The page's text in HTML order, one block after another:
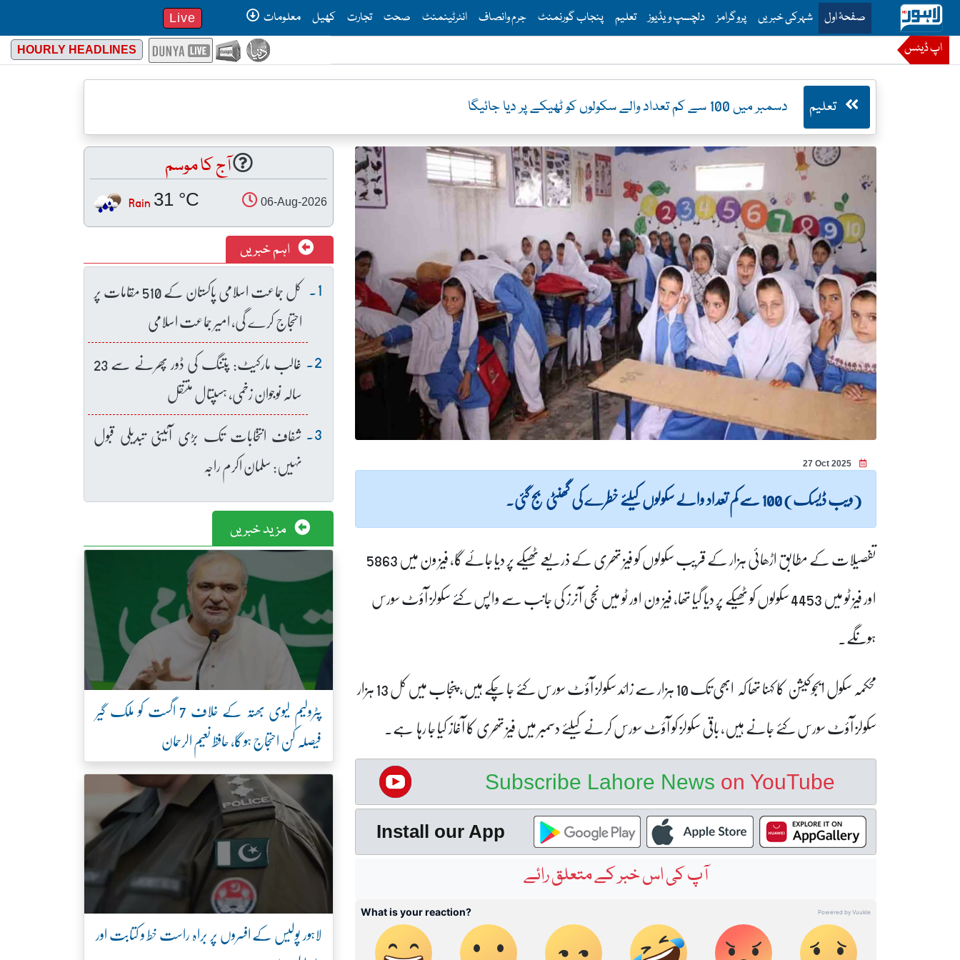
صفحۂ اولThis is the main menu for Lahore News
شہرکی خبریں پروگرامز دلچسپ ویڈیوز تعلیم پنجاب گورنمنٹ جرم وانصاف انٹرٹینمنٹ صحت تجارت کھیل معلومات Live
اپ ڈیٹس HOURLY HEADLINES
تعلیم دسمبر میں 100 سے کم تعداد والے سکولوں کو ٹھیکے پر دیا جائیگا
27 Oct 2025
(ویب ڈیسک) 100 سے کم تعداد والے سکولوں کیلئے خطرے کی گھنٹی بج گئی۔
تفصیلات کے مطابق اڑھائی ہزار کے قریب سکولوں کو فیز تھری کے ذریعے ٹھیکے پر دیا جائے گا، فیز ون میں 5863
اور فیز ٹو میں 4453 سکولوں کو ٹھیکے پر دیا گیا تھا، فیز ون اور ٹو میں نجی آنرز کی جانب سے واپس کئے سکولز آؤٹ سورس
ہونگے۔
محکمہ سکول ایجوکیشن کا کہنا تھا کہ ابھی تک 10 ہزار سے زائد سکولز آؤٹ سورس کئے جا چکے ہیں، پنجاب میں کل 13 ہزار
سکولز آؤٹ سورس کئے جانے ہیں، باقی سکولز کو آؤٹ سورس کرنے کیلئے دسمبر میں فیز تھری کا آغاز کیا جا رہا ہے۔
Subscribe Lahore News on YouTube
Install our App
آپ کی اس خبر کے متعلق رائے
آج کا موسم
06-Aug-2026
31 °C
Rain
اہم خبریں
کل جماعت اسلامی پاکستان کے 510 مقامات پر
احتجاج کرے گی، امیر جماعت اسلامی
غالب مارکیٹ: پتنگ کی ڈور پھرنے سے 23
سالہ نوجوان زخمی، ہسپتال منتقل
شفاف انتخابات تک بڑی آئینی تبدیلی قبول
نہیں: سلمان اکرم راجہ
مزید خبریں
پٹرولیم لیوی بھتہ کے خلاف 7 اگست کو ملک گیر
فیصلہ کن احتجاج ہو گا، حافظ نعیم الرحمان
لاہور پولیس کے افسروں پر براہ راست خط و کتابت اور